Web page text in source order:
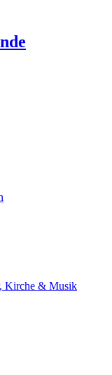
Kirche & Musik